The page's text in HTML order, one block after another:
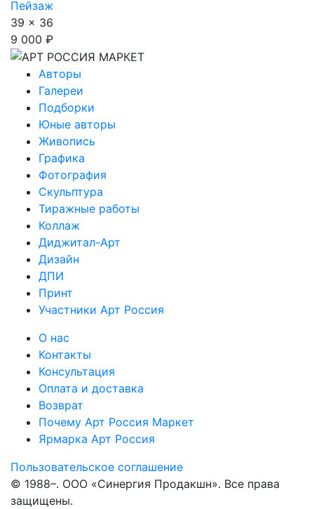
Пейзаж
39 x 36
9 000 ₽
Авторы
Галереи
Подборки
Юные авторы
Живопись
Графика
Фотография
Скульптура
Тиражные работы
Коллаж
Диджитал-Арт
Дизайн
ДПИ
Принт
Участники Арт Россия
О нас
Контакты
Консультация
Оплата и доставка
Возврат
Почему Арт Россия Маркет
Ярмарка Арт Россия
Пользовательское соглашение
© 1988–. ООО «Синергия Продакшн». Все права
защищены.